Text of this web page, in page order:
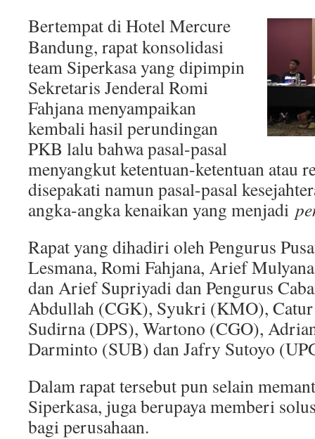
Bertempat di Hotel Mercure
Bandung, rapat konsolidasi
team Siperkasa yang dipimpin
Sekretaris Jenderal Romi
Fahjana menyampaikan
kembali hasil perundingan
PKB lalu bahwa pasal-pasal
menyangkut ketentuan-ketentuan atau
disepakati namun pasal-pasal
angka-angka kenaikan yang menjadi
Rapat yang dihadiri oleh Pengurus
Lesmana, Romi Fahjana, Arief
dan Arief Supriyadi dan Pengurus
Abdullah (CGK), Syukri (KMO),
Sudirna (DPS), Wartono (CGO),
Darminto (SUB) dan Jafry Sutoyo
Dalam rapat tersebut pun selain
Siperkasa, juga berupaya memberi
bagi perusahaan.